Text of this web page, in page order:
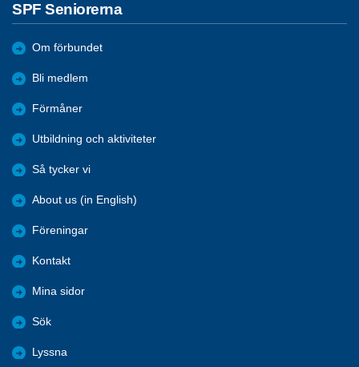
SPF Seniorerna
Om förbundet
Bli medlem
Förmåner
Utbildning och aktiviteter
Så tycker vi
About us (in English)
Föreningar
Kontakt
Mina sidor
Sök
Lyssna